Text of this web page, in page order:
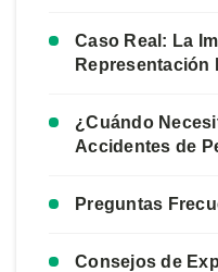
Caso Real: La
Representación
¿Cuándo
Accidentes de
Preguntas
Consejos de